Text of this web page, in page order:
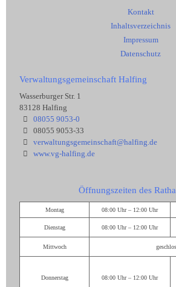
Kontakt
Inhaltsverzeichnis
Impressum
Datenschutz
Verwaltungsgemeinschaft Halfing
Wasserburger Str. 1
83128 Halfing
08055 9053-0
08055 9053-33
verwaltungsgemeinschaft@halfing.de
www.vg-halfing.de
Öffnungszeiten des
Montag 08:00 Uhr – 12:00 Uhr
Dienstag 08:00 Uhr – 12:00 Uhr
Mittwoch
Donnerstag 08:00 Uhr – 12:00 Uhr